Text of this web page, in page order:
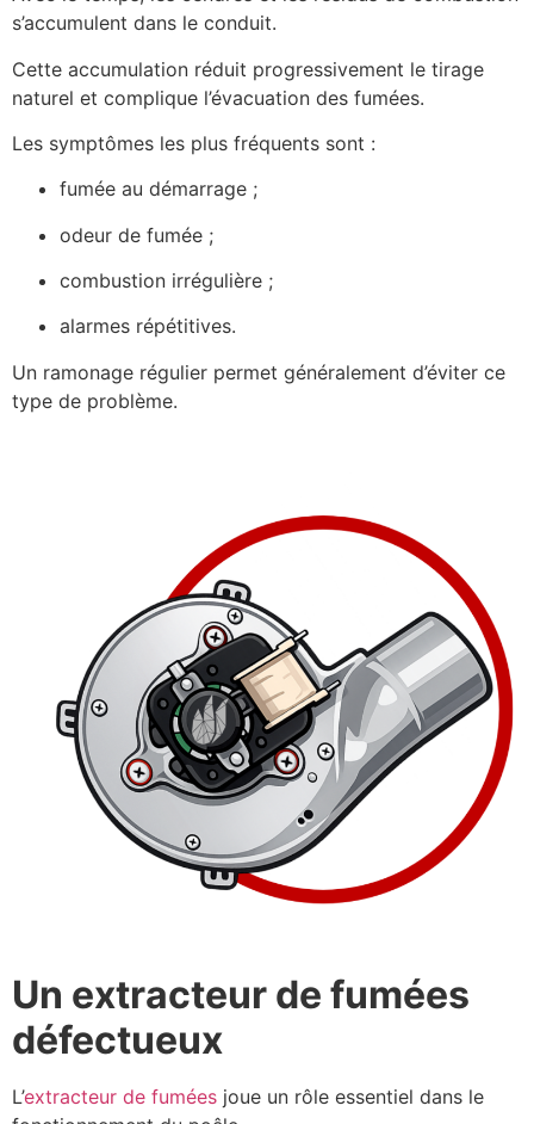
s’accumulent dans le conduit.
Cette accumulation réduit progressivement le tirage
naturel et complique l’évacuation des fumées.
Les symptômes les plus fréquents sont :
fumée au démarrage ;
odeur de fumée ;
combustion irrégulière ;
alarmes répétitives.
Un ramonage régulier permet généralement d’éviter ce
type de problème.
Un extracteur de fumées
défectueux
L’extracteur de fumées joue un rôle essentiel dans le